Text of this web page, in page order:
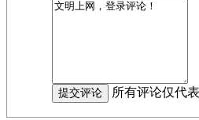
所有评论仅代